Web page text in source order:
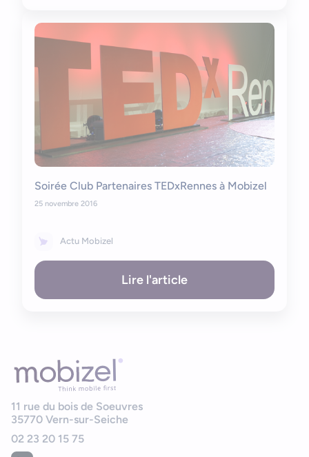
Soirée Club Partenaires TEDxRennes à Mobizel
25 novembre 2016
Actu Mobizel
Lire l'article
11 rue du bois de Soeuvres
35770 Vern-sur-Seiche
02 23 20 15 75